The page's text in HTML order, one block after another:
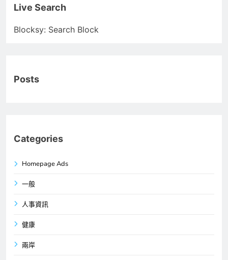
Live Search
Blocksy: Search Block
Posts
Categories
Homepage Ads
一般
人事資訊
健康
兩岸